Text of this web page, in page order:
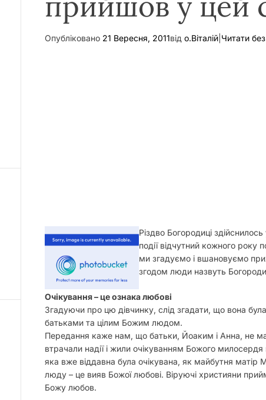
Опубліковано 21 Вересня, 2011від о.Віталій Читати
Різдво Богородиці
події відчутний кожного року
ми згадуємо і вшановуємо
згодом люди назвуть
Очікування – це ознака любові
Згадуючи про цю дівчинку, слід згадати, що вона
батьками та цілим Божим людом.
Передання каже нам, що батьки, Йоаким і Анна, не
втрачали надії і жили очікуванням Божого
яка вже віддавна була очікувана, як майбутня матір
люду – це вияв Божої любові. Віруючі християни
Божу любов.